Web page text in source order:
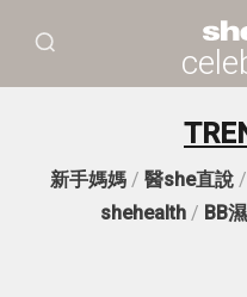
新手媽媽/ 醫she直說/
shehealth/ BB